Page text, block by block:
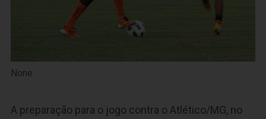
None
A preparação para o jogo contra o Atlético/MG, no